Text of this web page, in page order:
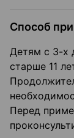
Способ
Детям с 3-х
старше 11
Перед